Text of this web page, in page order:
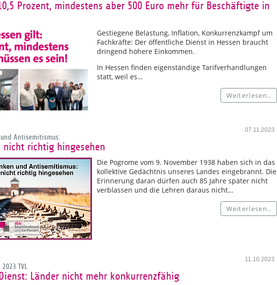
Prozent, mindestens aber 500 Euro mehr für Beschäftigte in
Gestiegene Belastung, Inflation, Konkurrenzkampf um
Fachkräfte: Der öffentliche Dienst in Hessen braucht
dringend höhere Einkommen.
In Hessen finden eigenständige Tarifverhandlungen
statt, weil es…
Weiterlesen..
07.11.2023
Antisemitismus:
nicht richtig hingesehen
Die Pogrome vom 9. November 1938 haben sich in das
kollektive Gedächtnis unseres Landes eingebrannt. Die
Erinnerung daran dürfen auch 85 Jahre später nicht
verblassen und die Lehren daraus nicht…
Weiterlesen..
11.10.2023
TVL
Länder nicht mehr konkurrenzfähig